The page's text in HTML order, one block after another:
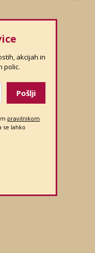
akcijah in
polic.
Pošlji
pravilnikom
se lahko